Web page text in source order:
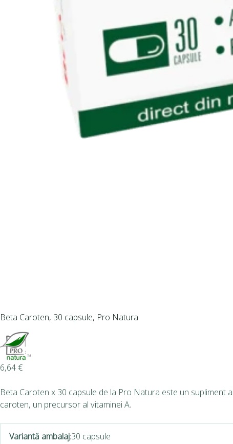
Beta Caroten, 30 capsule, Pro Natura
6,64€
Beta Caroten x 30 capsule de la Pro Natura este un supliment
caroten, un precursor al vitaminei A.
Variantă ambalaj:30 capsule